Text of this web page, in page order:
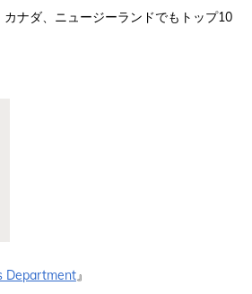
ナダ、ニュージーランドでもトップ10
Department』